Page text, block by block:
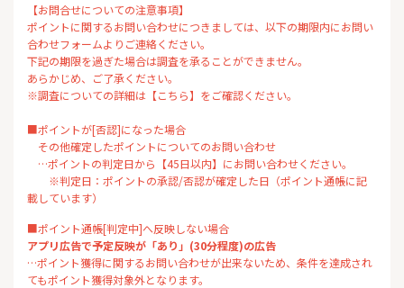
【お問合せについての注意事項】
ポイントに関するお問い合わせにつきましては、以下の期限内にお問い
合わせフォームよりご連絡ください。
下記の期限を過ぎた場合は調査を承ることができません。
あらかじめ、ご了承ください。
※調査についての詳細は【こちら】をご確認ください。
■ポイントが[否認]になった場合
その他確定したポイントについてのお問い合わせ
…ポイントの判定日から【45日以内】にお問い合わせください。
※判定日：ポイントの承認/否認が確定した日（ポイント通帳に記
載しています）
■ポイント通帳[判定中]へ反映しない場合
アプリ広告で予定反映が「あり」(30分程度)の広告
…ポイント獲得に関するお問い合わせが出来ないため、条件を達成され
てもポイント獲得対象外となります。